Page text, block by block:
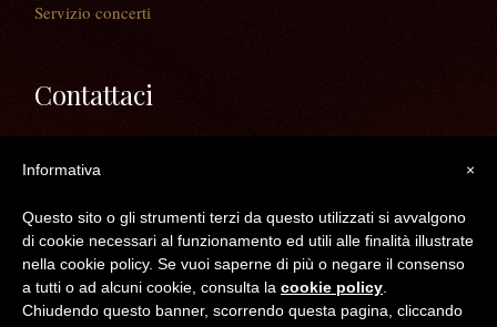
Servizio concerti
Contattaci
30020 Noventa di Piave (VE)
Mail: info@longatopianoforti.it
ORARI DEL NEGOZIO
×
Informativa
Questo sito o gli strumenti terzi da questo utilizzati si avvalgono
di cookie necessari al funzionamento ed utili alle finalità illustrate
nella cookie policy. Se vuoi saperne di più o negare il consenso
a tutti o ad alcuni cookie, consulta la cookie policy
Chiudendo questo banner, scorrendo questa pagina, cliccando